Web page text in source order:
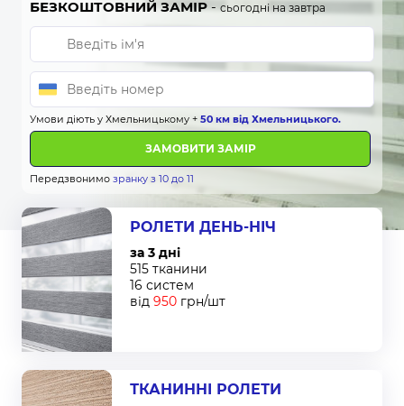
БЕЗКОШТОВНИЙ ЗАМІР-сьогодні на завтра
Умови діють у Хмельницькому + 50 км від Хмельницького.
ЗАМОВИТИ ЗАМІР
Передзвонимо зранку з 10 до 11
РОЛЕТИ ДЕНЬ-НІЧ
за 3 дні
515 тканини
16 систем
від 950 грн/шт
ТКАНИННІ РОЛЕТИ